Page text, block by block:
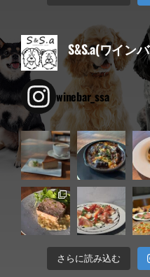
S&S.a(ワイン
winebar_ssa
さらに読み込む